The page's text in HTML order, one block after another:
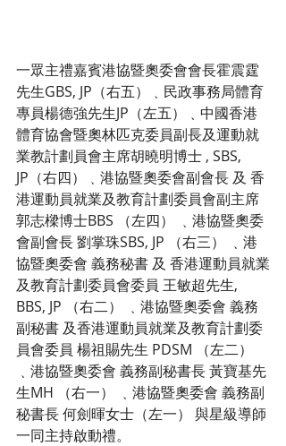
一眾主禮嘉賓港協暨奧委會會長霍震霆
先生GBS, JP（右五）﹑民政事務局體育
專員楊德強先生JP（左五）﹑中國香港
體育協會暨奧林匹克委員副長及運動就
業教計劃員會主席胡曉明博士 , SBS,
JP（右四）﹑港協暨奧委會副會長 及 香
港運動員就業及教育計劃委員會副主席
郭志樑博士BBS （左四） ﹑港協暨奧委
會副會長 劉掌珠SBS, JP （右三） ﹑港
協暨奧委會 義務秘書 及 香港運動員就業
及教育計劃委員會委員 王敏超先生,
BBS, JP （右二） ﹑港協暨奧委會 義務
副秘書 及香港運動員就業及教育計劃委
員會委員 楊祖賜先生 PDSM （左二）
﹑港協暨奧委會 義務副秘書長 黃寶基先
生MH （右一） ﹑港協暨奧委會 義務副
秘書長 何劍暉女士（左一） 與星級導師
一同主持啟動禮。